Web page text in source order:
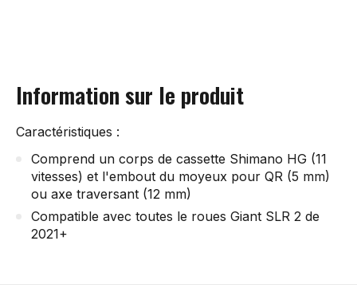
Information sur le produit
Caractéristiques :
Comprend un corps de cassette Shimano HG (11
vitesses) et l'embout du moyeux pour QR (5 mm)
ou axe traversant (12 mm)
Compatible avec toutes le roues Giant SLR 2 de
2021+